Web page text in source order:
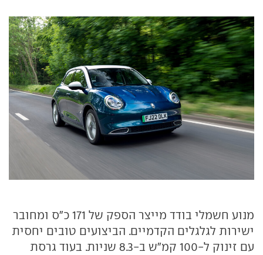
מנוע חשמלי בודד מייצר הספק של 171 כ"ס ומחובר
ישירות לגלגלים הקדמיים. הביצועים טובים יחסית
עם זינוק ל-100 קמ"ש ב-8.3 שניות. בעוד גרסת